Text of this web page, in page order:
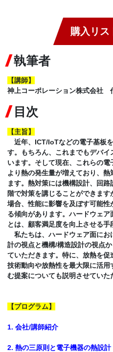
購入リス
執筆者
【講師】
神上コーポレーション株式会
目次
【主旨】
近年、ICT/IoTなどの電子基板
す。もちろん、これまでもデバ
います。そして現在、これらの
より熱の発生量が増えており、
ます。熱対策には機構設計、回
階で対策を講じることができま
場合、性能に影響を及ぼす可能
る傾向があります。ハードウェア
とは、顧客満足度を向上させる手
私たちは、ハードウェア面にお
計の視点と機構/構造設計の視点
ていただきます。特に、放熱を
技術動向や放熱性を最大限に活
む提案についても説明させていた
【プログラム】
1. 会社/講師紹介
2. 熱の三原則と電子機器の熱設計